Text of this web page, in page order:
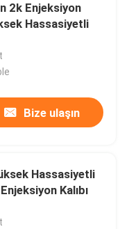
2k Enjeksiyon
Hassasiyetli
Bize ulaşın
Hassasiyetli
Kalıbı